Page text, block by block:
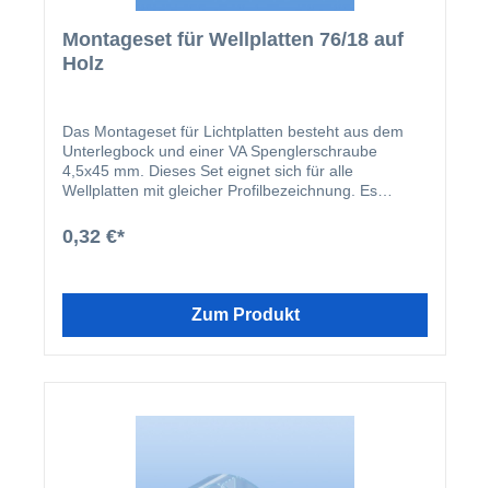
Montageset für Wellplatten 76/18 auf
Holz
Das Montageset für Lichtplatten besteht aus dem
Unterlegbock und einer VA Spenglerschraube
4,5x45 mm. Dieses Set eignet sich für alle
Wellplatten mit gleicher Profilbezeichnung. Es
beachten Sie, dass die Schraubenlöcher in den
Platten 3 mm größer vorgebohrt werden müssen.
0,32 €*
Zum Produkt